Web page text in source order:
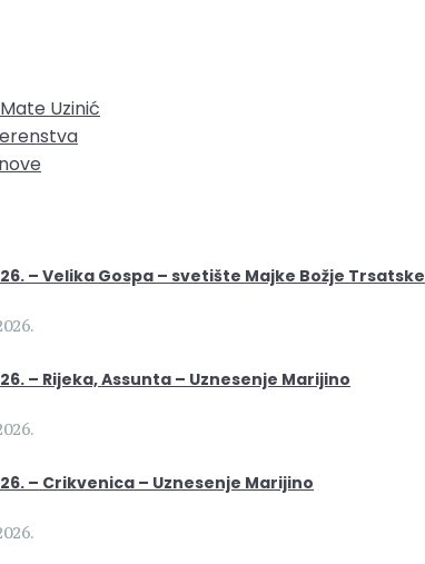
Uzinić
– Velika Gospa – svetište Majke Božje Trsatske
– Rijeka, Assunta – Uznesenje Marijino
– Crikvenica – Uznesenje Marijino